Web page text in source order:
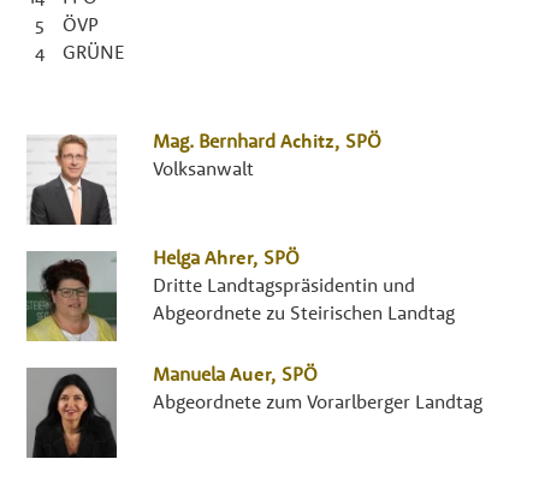
5
ÖVP
4
GRÜNE
Mag. Bernhard Achitz, SPÖ
Volksanwalt
Helga Ahrer, SPÖ
Dritte Landtagspräsidentin und
Abgeordnete zu Steirischen Landtag
Manuela Auer, SPÖ
Abgeordnete zum Vorarlberger Landtag